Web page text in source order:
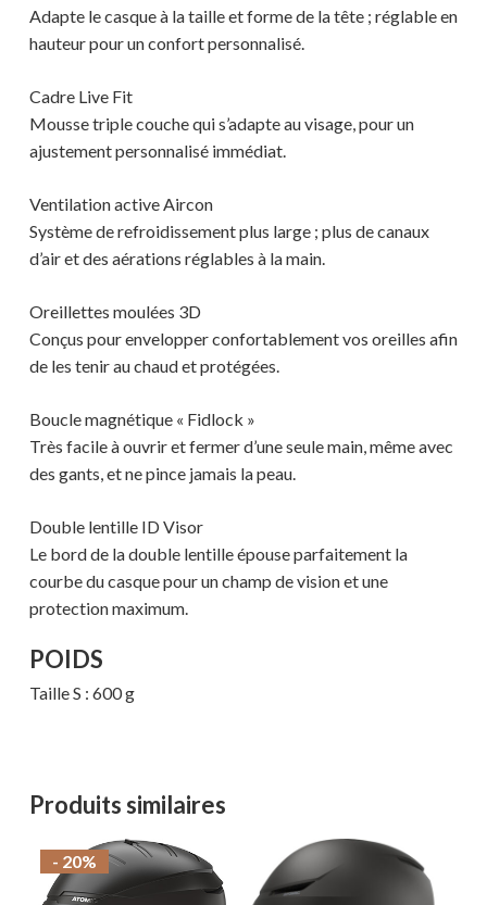
Votre panier est vide.
Adapte le casque à la taille et forme de la tête ; réglable en
hauteur pour un confort personnalisé.
Cadre Live Fit
Mousse triple couche qui s’adapte au visage, pour un
ajustement personnalisé immédiat.
Ventilation active Aircon
Système de refroidissement plus large ; plus de canaux
d’air et des aérations réglables à la main.
Oreillettes moulées 3D
Conçus pour envelopper confortablement vos oreilles afin
de les tenir au chaud et protégées.
Boucle magnétique « Fidlock »
Très facile à ouvrir et fermer d’une seule main, même avec
des gants, et ne pince jamais la peau.
Double lentille ID Visor
Le bord de la double lentille épouse parfaitement la
courbe du casque pour un champ de vision et une
protection maximum.
POIDS
Taille S : 600 g
Produits similaires
- 20%